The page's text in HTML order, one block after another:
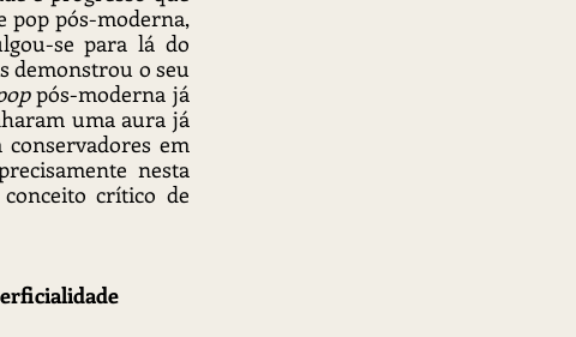
pop pós-moderna,
se para lá do
demonstrou o seu
pós-moderna já
uma aura já
em
nesta
crítico de